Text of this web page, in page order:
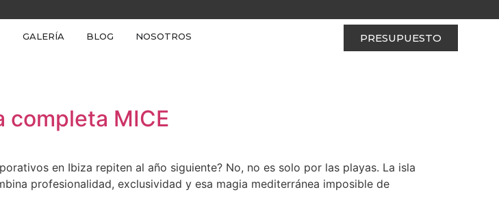
GALERÍA BLOG NOSOTROS PRESUPUESTO
completa MICE
en Ibiza repiten al año siguiente? No, no es solo por las playas. La isla
profesionalidad, exclusividad y esa magia mediterránea imposible de